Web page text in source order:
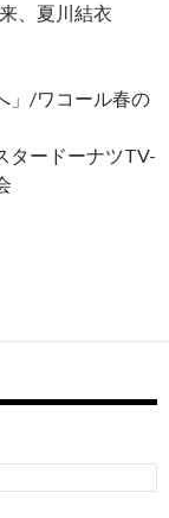
、夏川結衣
」/ワコール春の
タードーナツTV-